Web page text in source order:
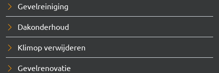
Gevelreiniging
Dakonderhoud
Klimop verwijderen
Gevelrenovatie